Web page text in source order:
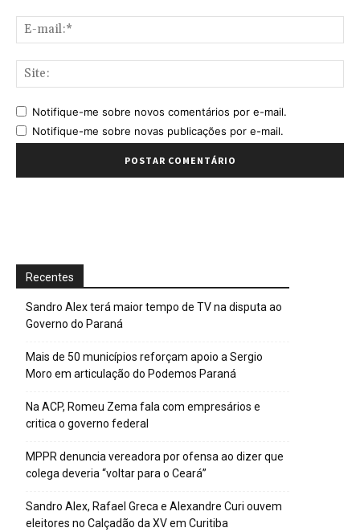
Notifique-me sobre novos comentários por e-mail.
Notifique-me sobre novas publicações por e-mail.
Recentes
Sandro Alex terá maior tempo de TV na disputa ao
Governo do Paraná
Mais de 50 municípios reforçam apoio a Sergio
Moro em articulação do Podemos Paraná
Na ACP, Romeu Zema fala com empresários e
critica o governo federal
MPPR denuncia vereadora por ofensa ao dizer que
colega deveria “voltar para o Ceará”
Sandro Alex, Rafael Greca e Alexandre Curi ouvem
eleitores no Calçadão da XV em Curitiba